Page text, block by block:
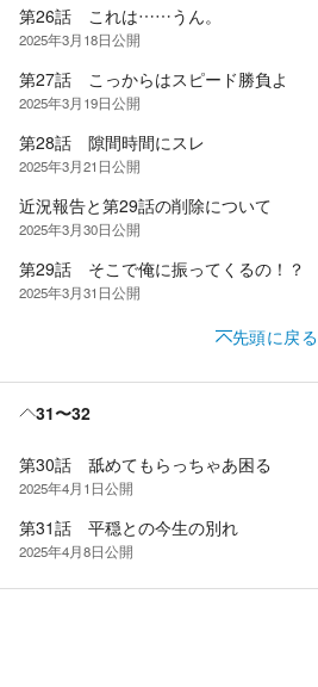
第26話 これは……うん。
2025年3月18日公開
第27話 こっからはスピード勝負よ
2025年3月19日公開
第28話 隙間時間にスレ
2025年3月21日公開
近況報告と第29話の削除について
2025年3月30日公開
第29話 そこで俺に振ってくるの！？
2025年3月31日公開
先頭に戻る
31〜32
第30話 舐めてもらっちゃあ困る
2025年4月1日公開
第31話 平穏との今生の別れ
2025年4月8日公開